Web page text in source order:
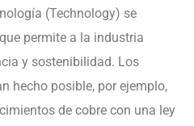
(Technology) se
permite a la industria
y sostenibilidad. Los
hecho posible, por ejemplo,
de cobre con una ley